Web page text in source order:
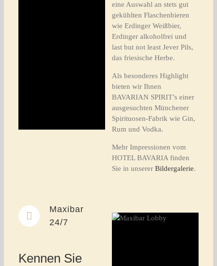
eine Auswahl an stets gut
gekühlten Flaschenbieren
wie Erdinger Weißbier,
Erdinger alkoholfrei und
last but not least Jever Pils,
das friesische Herbe.
Als besonderes Highlight
bieten wir Ihnen
BAVARIAN SPIRIT’s einer
ausgesuchten Münchener
Spirituosen-Fabrik wie Gin,
Rum und Vodka.
Mehr Impressionen vom
HOTEL BAVARIA finden
Sie in unsererBildergalerie.
Maxibar
24/7
Kennen Sie